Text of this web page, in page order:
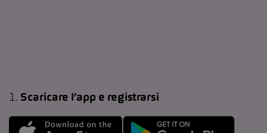
1. Scaricare l’app e registrarsi